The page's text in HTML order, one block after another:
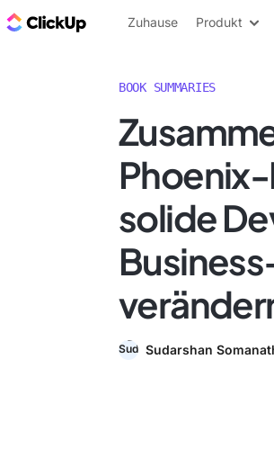
ClickUp Blog
Zuhause Produkt
BOOK SUMMARIES
solide
Sudarshan